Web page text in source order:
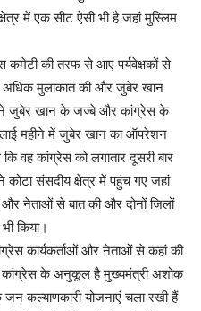
में एक सीट ऐसी भी है जहां मुस्लिम
कमेटी की तरफ से आए पर्यवेक्षकों से
अधिक मुलाकात की और जुबेर खान
ने जुबेर खान के जज्बे और कांग्रेस के
महीने में जुबेर खान का ऑपरेशन
वह कांग्रेस को लगातार दूसरी बार
कोटा संसदीय क्षेत्र में पहुंच गए जहां
और नेताओं से बात की और दोनों जिलों
किया।
कार्यकर्ताओं और नेताओं से कहां की
कांग्रेस के अनुकूल है मुख्यमंत्री अशोक
कल्याणकारी योजनाएं चला रखी हैं